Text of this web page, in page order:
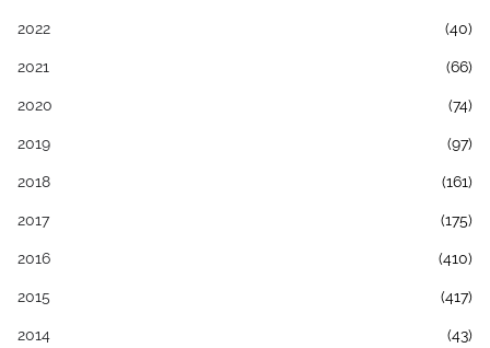
2022 (40)
2021 (66)
2020 (74)
2019 (97)
2018 (161)
2017 (175)
2016 (410)
2015 (417)
2014 (43)